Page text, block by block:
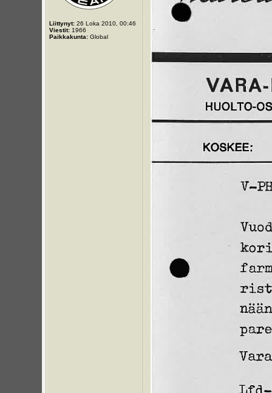
Liittynyt:26 Loka 2010, 00:46
Viestit:1966
Paikkakunta:Global